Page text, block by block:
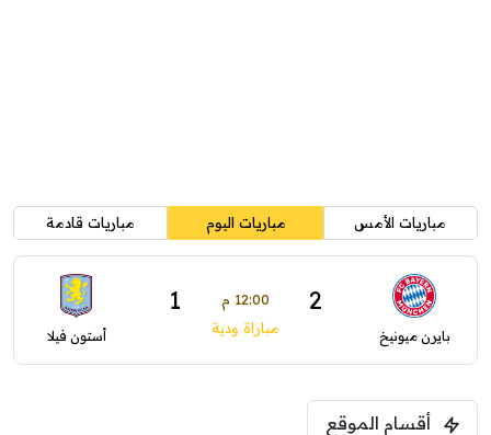
مباريات الأمس مباريات اليوم مباريات قادمة
بايرن ميونيخ
2 12:00 م 1
مباراة ودية أستون فيلا
أقسام الموقع